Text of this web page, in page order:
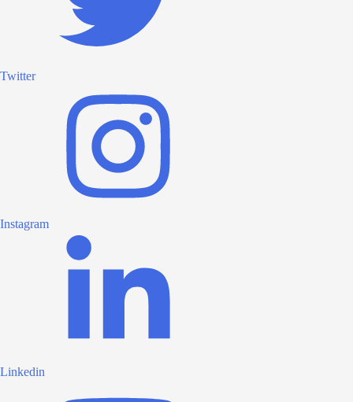
Twitter
Instagram
Linkedin